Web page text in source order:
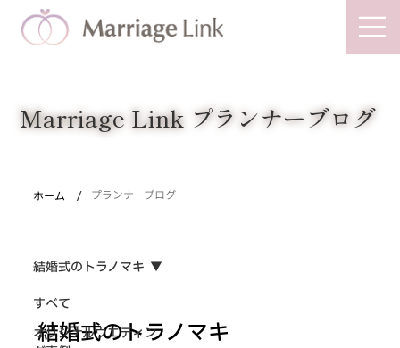
Marriage Link
Marriage Link プランナーブログ
ホーム / プランナーブログ
すべて
オリジナルウエディン
結婚式のトラノマキ
結婚式のトラノマキ